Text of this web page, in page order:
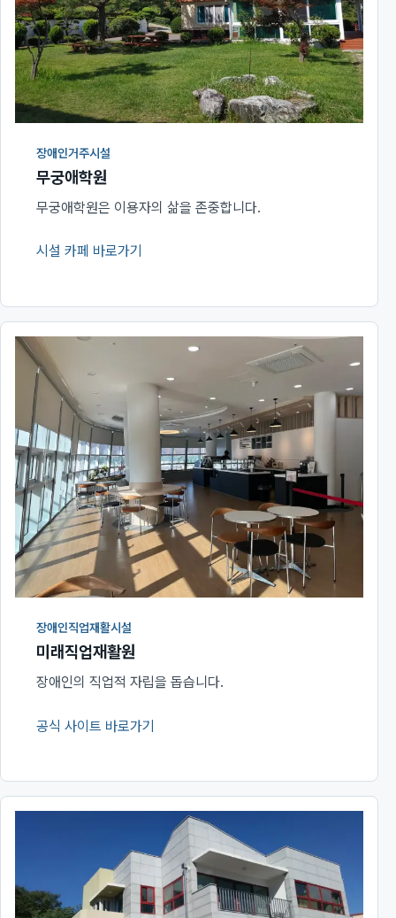
장애인거주시설
무궁애학원
무궁애학원은 이용자의 삶을 존중합니다.
시설 카페 바로가기
(새 창에서 열림)
장애인직업재활시설
미래직업재활원
장애인의 직업적 자립을 돕습니다.
공식 사이트 바로가기
(새 창에서 열림)